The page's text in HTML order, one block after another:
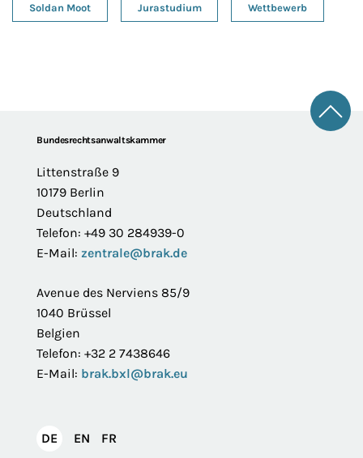
Soldan Moot Jurastudium Wettbewerb
FooterBundesrechtsanwaltskammer
Littenstraße 9
10179 Berlin
Deutschland
Telefon: +49 30 284939-0
E-Mail: zentrale@brak.de
Avenue des Nerviens 85/9
1040 Brüssel
Belgien
Telefon: +32 2 7438646
E-Mail: brak.bxl@brak.eu
DEDeutsch
EN English
FR